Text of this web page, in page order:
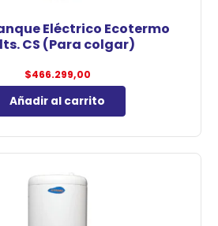
Eléctrico Ecotermo
CS (Para colgar)
$466.299,00
Añadir al carrito